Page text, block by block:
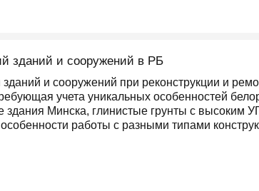
зданий и сооружений в РБ
зданий и сооружений при реконструкции и
учета уникальных особенностей
здания Минска, глинистые грунты с высоким
работы с разными типами